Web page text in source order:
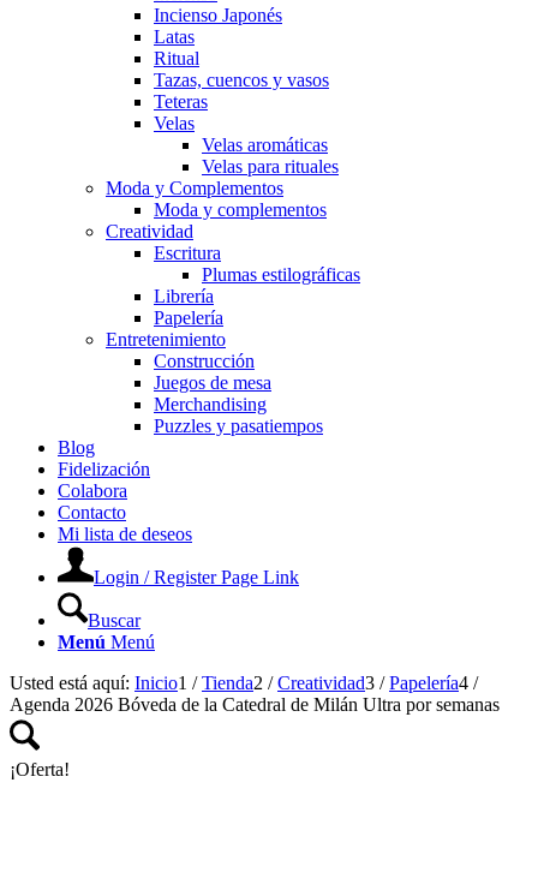
Incienso Japonés
Latas
Ritual
Tazas, cuencos y vasos
Teteras
Velas
Velas aromáticas
Velas para rituales
Moda y Complementos
Moda y complementos
Creatividad
Escritura
Plumas estilográficas
Librería
Papelería
Entretenimiento
Construcción
Juegos de mesa
Merchandising
Puzzles y pasatiempos
Blog
Fidelización
Colabora
Contacto
Mi lista de deseos
Login / Register Page Link
Buscar
Menú Menú
Usted está aquí: Inicio1 / Tienda2 / Creatividad3 / Papelería4 /
Agenda 2026 Bóveda de la Catedral de Milán Ultra por semanas
¡Oferta!